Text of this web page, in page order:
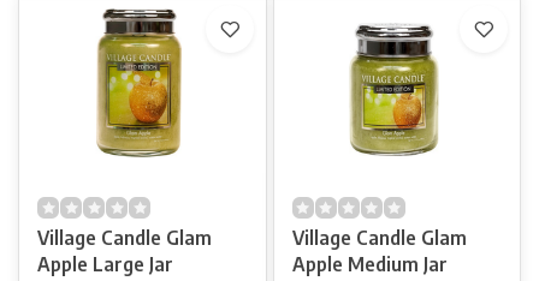
Village Candle Glam
Apple Large Jar
Village Candle Glam
Apple Medium Jar